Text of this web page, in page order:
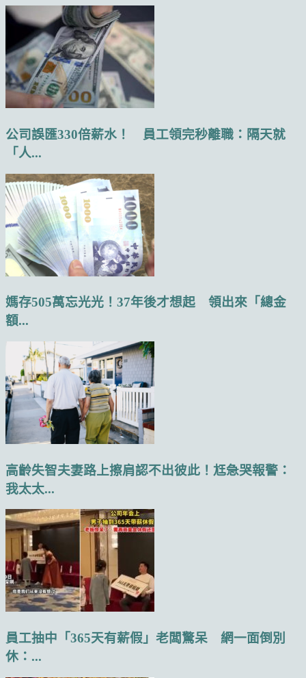
公司誤匯330倍薪水！ 員工領完秒離職：隔天就
「人...
媽存505萬忘光光！37年後才想起 領出來「總金
額...
高齡失智夫妻路上擦肩認不出彼此！尪急哭報警：
我太太...
員工抽中「365天有薪假」老闆驚呆 網一面倒別
休：...